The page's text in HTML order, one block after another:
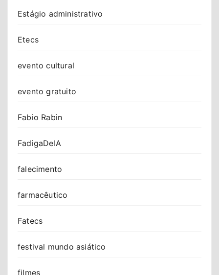
Estágio administrativo
Etecs
evento cultural
evento gratuito
Fabio Rabin
FadigaDeIA
falecimento
farmacêutico
Fatecs
festival mundo asiático
filmes